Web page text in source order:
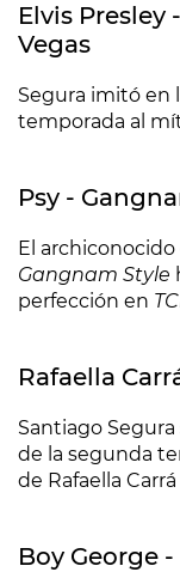
Elvis Presley
Vegas
Segura imitó en
temporada al
Psy -
El
Gangnam Style
perfección en
Rafaella
Santiago Segura
de la segunda
de Rafaella
Boy George